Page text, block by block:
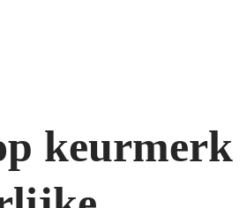
keurmerk